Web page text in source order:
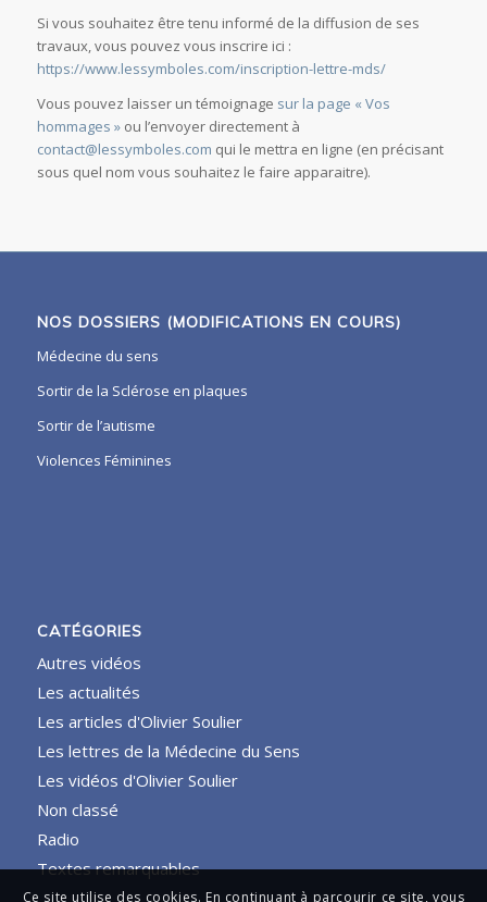
Si vous souhaitez être tenu informé de la diffusion de ses
travaux, vous pouvez vous inscrire ici :
https://www.lessymboles.com/inscription-lettre-mds/
Vous pouvez laisser un témoignage sur la page « Vos
hommages »ou l’envoyer directement à
contact@lessymboles.com qui le mettra en ligne (en précisant
sous quel nom vous souhaitez le faire apparaitre).
NOS DOSSIERS (MODIFICATIONS EN COURS)
Médecine du sens
Sortir de la Sclérose en plaques
Sortir de l’autisme
Violences Féminines
CATÉGORIES
Autres vidéos
Les actualités
Les articles d'Olivier Soulier
Les lettres de la Médecine du Sens
Les vidéos d'Olivier Soulier
Non classé
Radio
Textes remarquables
Ce site utilise des cookies. En continuant à parcourir ce site, vous